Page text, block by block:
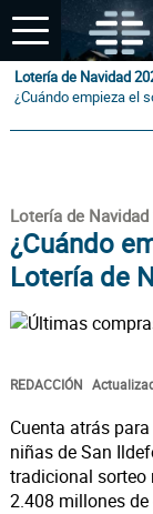
Lotería de Navidad
¿Cuándo empieza el
Lotería de Navidad
¿Cuándo
Lotería de
REDACCIÓN
Cuenta atrás
niñas de San
tradicional sorteo
2.408 millones